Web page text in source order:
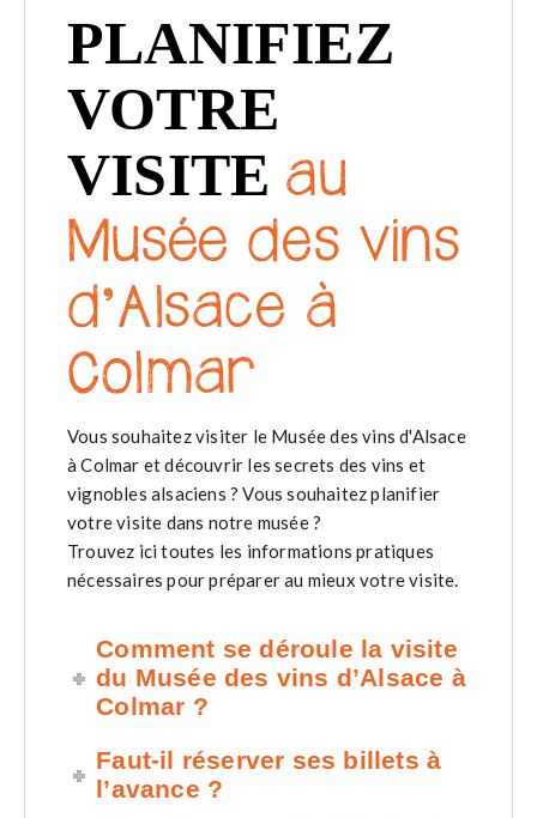
PLANIFIEZ
VOTRE
VISITE au
Musée des vins
d’Alsace à
Colmar
Vous souhaitez visiter le Musée des vins d'Alsace
à Colmar et découvrir les secrets des vins et
vignobles alsaciens ? Vous souhaitez planifier
votre visite dans notre musée ?
Trouvez ici toutes les informations pratiques
nécessaires pour préparer au mieux votre visite.
Comment se déroule la visite
du Musée des vins d’Alsace à
Colmar ?
Faut-il réserver ses billets à
l’avance ?